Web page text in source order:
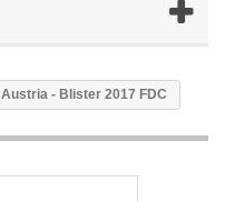
Austria - Blister 2017 FDC